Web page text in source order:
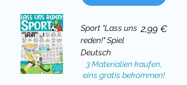
Sport "Lass uns
reden!" Spiel
Deutsch
Preis
2,99 €
3 Materialien kaufen,
eins gratis bekommen!